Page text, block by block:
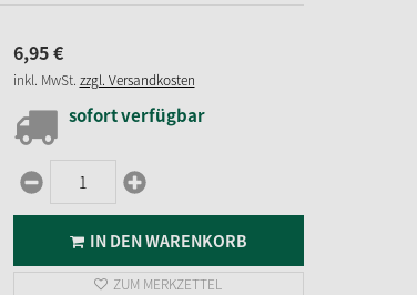
6,95€
inkl. MwSt. zzgl. Versandkosten
sofort verfügbar
IN DEN WARENKORB
ZUM MERKZETTEL